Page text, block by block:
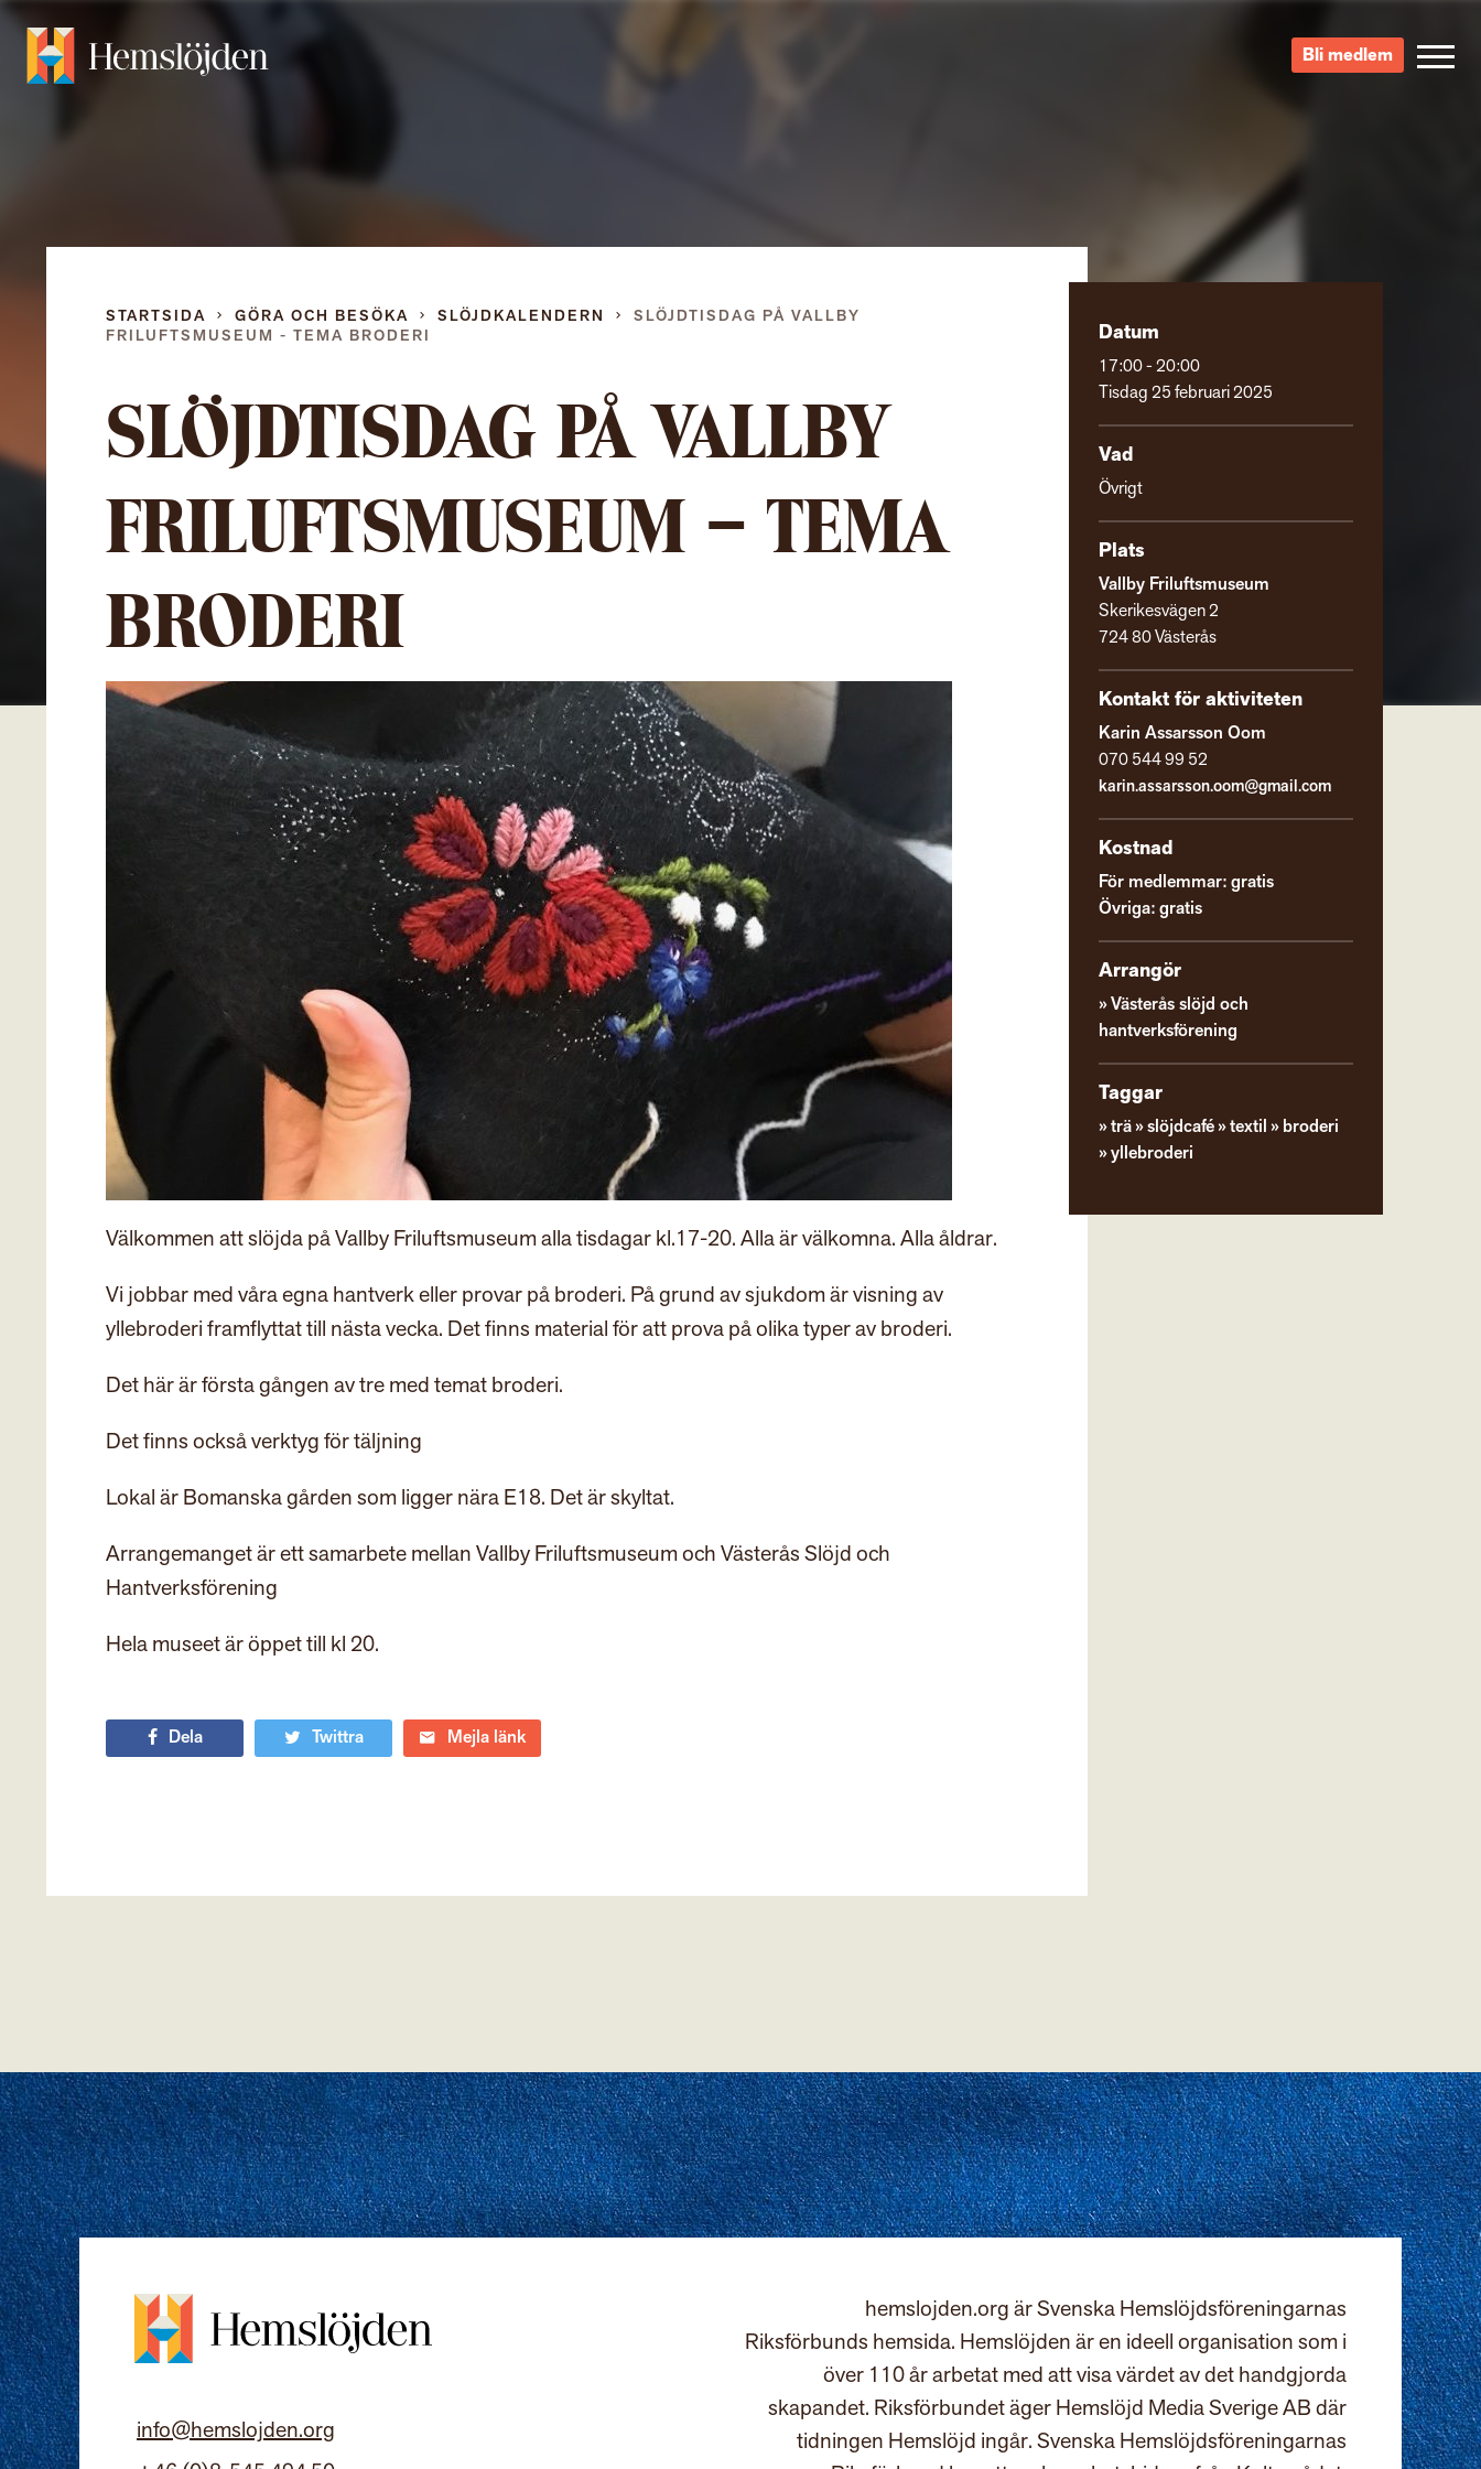
Bli medlem
STARTSIDA GÖRA OCH BESÖKA SLÖJDKALENDERN
SLÖJDTISDAG PÅ VALLBY
FRILUFTSMUSEUM - TEMA BRODERI
SLÖJDTISDAG PÅ VALLBY
FRILUFTSMUSEUM – TEMA
BRODERI
Välkommen att slöjda på Vallby Friluftsmuseum alla tisdagar kl.17-20. Alla är välkomna. Alla åldrar.
Vi jobbar med våra egna hantverk eller provar på broderi. På grund av sjukdom är visning av
yllebroderi framflyttat till nästa vecka. Det finns material för att prova på olika typer av broderi.
Det här är första gången av tre med temat broderi.
Det finns också verktyg för täljning
Lokal är Bomanska gården som ligger nära E18. Det är skyltat.
Arrangemanget är ett samarbete mellan Vallby Friluftsmuseum och Västerås Slöjd och
Hantverksförening
Hela museet är öppet till kl 20.
Dela Twittra Mejla länk
Datum
17:00 - 20:00
Tisdag 25 februari 2025
Vad
Övrigt
Plats
Vallby Friluftsmuseum
Skerikesvägen 2
724 80 Västerås
Kontakt för aktiviteten
Karin Assarsson Oom
070 544 99 52
karin.assarsson.oom@gmail.com
Kostnad
För medlemmar: gratis
Övriga: gratis
Arrangör
Västerås slöjd och
hantverksförening
Taggar
trä slöjdcafé textil
broderi
yllebroderi
info@hemslojden.org
hemslojden.org är Svenska Hemslöjdsföreningarnas
Riksförbunds hemsida. Hemslöjden är en ideell organisation som i
över 110 år arbetat med att visa värdet av det handgjorda
skapandet. Riksförbundet äger Hemslöjd Media Sverige AB där
tidningen Hemslöjd ingår. Svenska Hemslöjdsföreningarnas